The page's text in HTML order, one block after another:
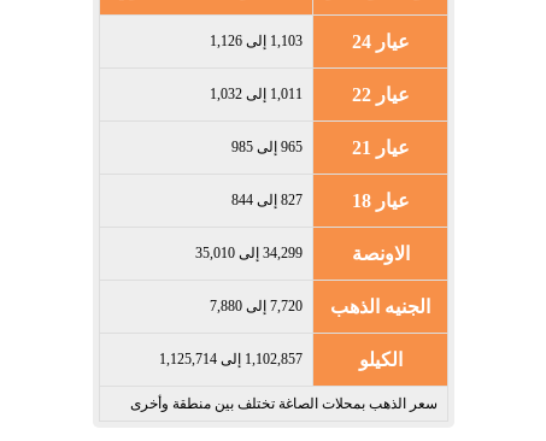
عيار 24 1,103 إلى 1,126
عيار 22 1,011 إلى 1,032
عيار 21 965 إلى 985
عيار 18 827 إلى 844
الاونصة 34,299 إلى 35,010
الجنيه الذهب 7,720 إلى 7,880
الكيلو 1,102,857 إلى 1,125,714
سعر الذهب بمحلات الصاغة تختلف بين منطقة وأخرى